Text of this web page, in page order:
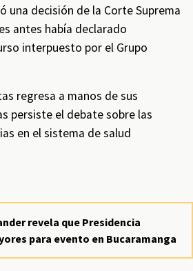
una decisión de la Corte Suprema
antes había declarado
interpuesto por el Grupo
regresa a manos de sus
persiste el debate sobre las
en el sistema de salud
revela que Presidencia
para evento en Bucaramanga